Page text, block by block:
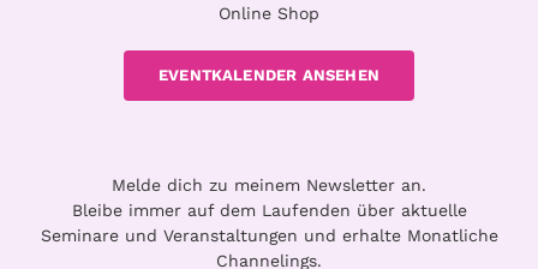
Online Shop
EVENTKALENDER ANSEHEN
Melde dich zu meinem Newsletter an.
Bleibe immer auf dem Laufenden über aktuelle
Seminare und Veranstaltungen und erhalte Monatliche
Channelings.